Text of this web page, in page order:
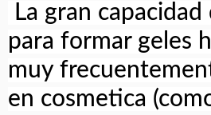
La gran capacidad
para formar geles
muy
en cosmetica